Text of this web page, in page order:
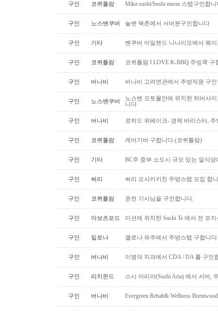
구인 코퀴틀람 Mika sushi/Sushi moon 스텝구인합
구인 노스밴쿠버 놀밴 북촌에서 서버분구인합니다
구인 기타 벤쿠버 아일랜드 나나이모에서 웨
구인 코퀴틀람 코퀴틀람 I LOVE K-BBQ 주빙쿡 구
구인 버나비 버나비 고려면관에서 주방직원 구
구인 노스밴쿠버
노스벤 오토몰안에 위치한 하버사
니다
구인 버나비 로히드 위베이크- 경력 바리스타, 주
구인 코퀴틀람 케어기버 구합니다.(코퀴틀람)
구인 기타 BC주 중부 소도시 규모 있는 일식
구인 써리 써리 오사카키친 주방스텝 모집 합
구인 코퀴틀람 운전 기사님을 구인합니다.
구인 아보츠포드 미션에 위치한 Sushi Te 에서 전 포
구인 킬로나 캘로나 유주에서 주방스텝 구합니다
구인 버나비 이병덕 치과에서 CDA / DA 를 구인
구인 리치몬드 스시 아리아(Sushi Aria) 에서 서버,
구인 버나비 Evergreen Rehab& Wellness